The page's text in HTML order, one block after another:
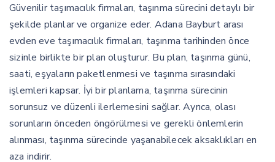
Güvenilir taşımacılık firmaları, taşınma sürecini detaylı bir
şekilde planlar ve organize eder. Adana Bayburt arası
evden eve taşımacılık firmaları, taşınma tarihinden önce
sizinle birlikte bir plan oluşturur. Bu plan, taşınma günü,
saati, eşyaların paketlenmesi ve taşınma sırasındaki
işlemleri kapsar. İyi bir planlama, taşınma sürecinin
sorunsuz ve düzenli ilerlemesini sağlar. Ayrıca, olası
sorunların önceden öngörülmesi ve gerekli önlemlerin
alınması, taşınma sürecinde yaşanabilecek aksaklıkları en
aza indirir.